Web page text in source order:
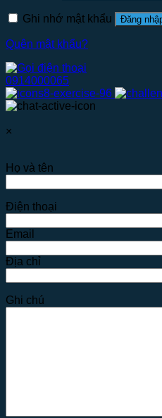
Ghi nhớ mật khẩu Đăng
Quên mật khẩu?
0914000065
×
Họ và tên
Điện thoại
Email
Địa chỉ
Ghi chú